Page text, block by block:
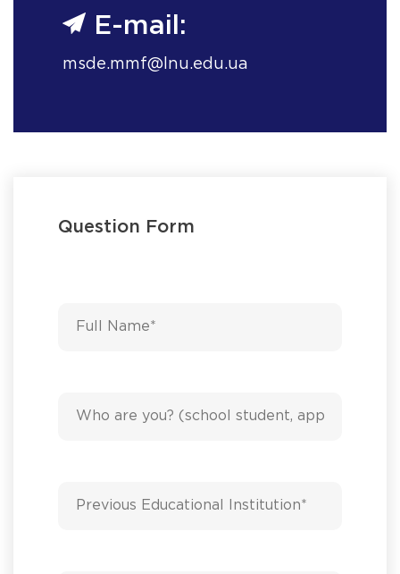
E-mail:
msde.mmf@lnu.edu.ua
Question Form